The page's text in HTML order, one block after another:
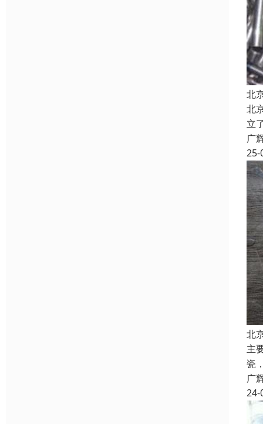
北
北
立
广
25-
北
主
瓷
广
24-